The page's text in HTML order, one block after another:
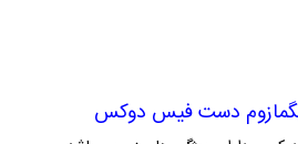
دست فیس دوکس